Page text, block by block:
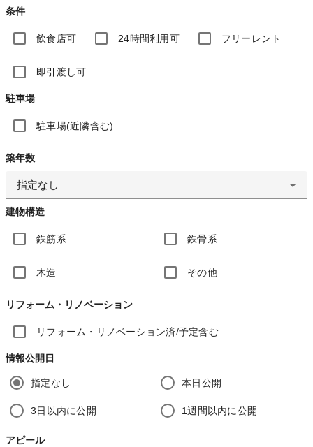
条件
飲食店可 24時間利用可 フリーレント
即引渡し可
駐車場
駐車場(近隣含む)
築年数
指定なし
建物構造
鉄筋系 鉄骨系
木造 その他
リフォーム・リノベーション
リフォーム・リノベーション済/予定含む
情報公開日
指定なし 本日公開
3日以内に公開 1週間以内に公開
アピール